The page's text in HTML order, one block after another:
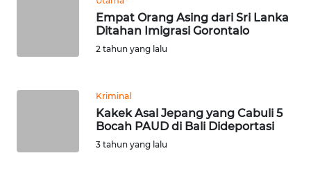
Empat Orang Asing dari Sri Lanka
Ditahan Imigrasi Gorontalo
2 tahun yang lalu
Kriminal
Kakek Asal Jepang yang Cabuli 5
Bocah PAUD di Bali Dideportasi
3 tahun yang lalu
BALI